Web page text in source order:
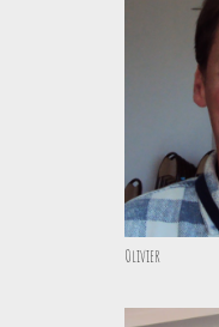
Olivier